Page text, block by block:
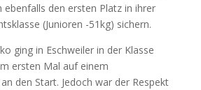
ebenfalls den ersten Platz in ihrer
(Junioren -51kg) sichern.
ging in Eschweiler in der Klasse
ersten Mal auf einem
den Start. Jedoch war der Respekt